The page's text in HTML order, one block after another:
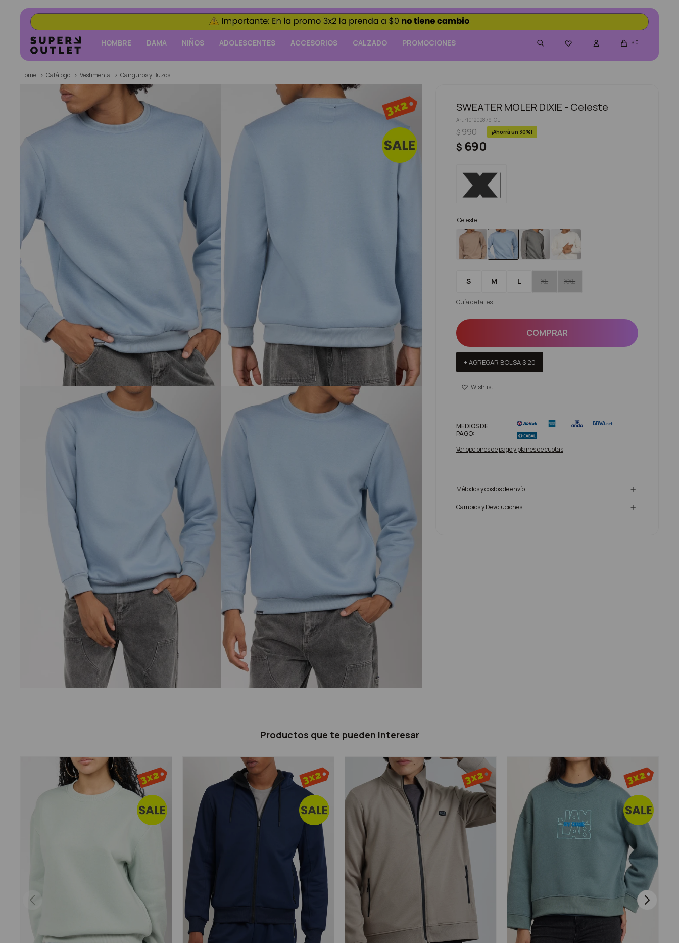
HOMBRE DAMA NIÑOS ADOLESCENTES ACCESORIOS CALZADO PROMOCIONES  $ 0
Home Catálogo Vestimenta Canguros y Buzos
SWEATER MOLER DIXIE - Celeste
101202879-CE
$ 690
$990 30
Celeste
S M L XL XXL
Guía de talles
COMPRAR
+ AGREGAR BOLSA$ 20
MEDIOS DE
PAGO:
Ver opciones de pago y planes de cuotas
Métodos y costos de envío
Cambios y Devoluciones
Productos que te pueden interesar